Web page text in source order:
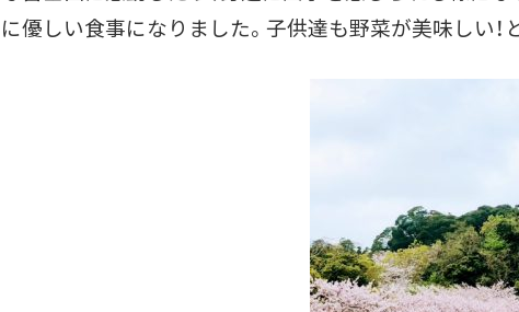
に優しい食事になりました。子供達も野菜が美味しい